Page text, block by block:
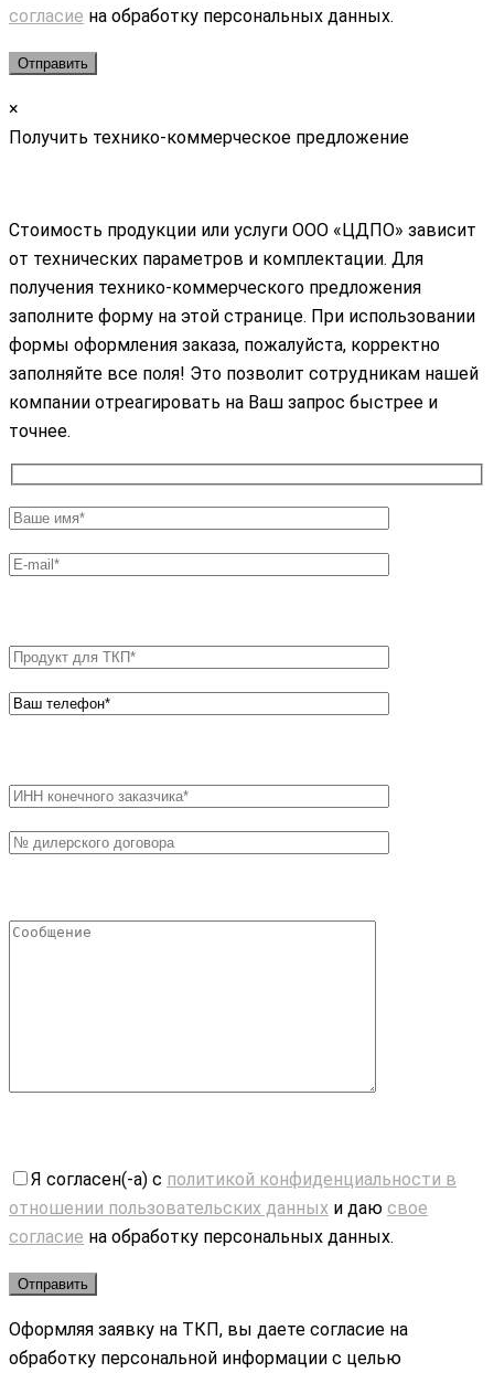
согласие на обработку персональных данных.
×
Получить технико-коммерческое предложение
Стоимость продукции или услуги ООО «ЦДПО» зависит
от технических параметров и комплектации. Для
получения технико-коммерческого предложения
заполните форму на этой странице. При использовании
формы оформления заказа, пожалуйста, корректно
заполняйте все поля! Это позволит сотрудникам нашей
компании отреагировать на Ваш запрос быстрее и
точнее.
Я согласен(-а) с политикой конфиденциальности в
отношении пользовательских данных и даю свое
согласие на обработку персональных данных.
Оформляя заявку на ТКП, вы даете согласие на
обработку персональной информации с целью